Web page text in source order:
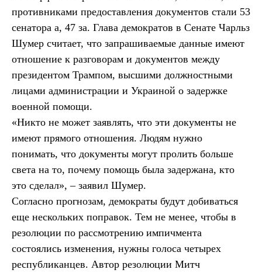
противниками предоставления документов стали 53
сенатора а, 47 за. Глава демократов в Сенате Чарльз
Шумер считает, что запрашиваемые данные имеют
отношение к разговорам и документов между
президентом Трампом, высшими должностными
лицами администрации и Украиной о задержке
военной помощи.
«Никто не может заявлять, что эти документы не
имеют прямого отношения. Людям нужно
понимать, что документы могут пролить больше
света на то, почему помощь была задержана, кто
это сделал», – заявил Шумер.
Согласно прогнозам, демократы будут добиваться
еще нескольких поправок. Тем не менее, чтобы в
резолюции по рассмотрению импичмента
состоялись изменения, нужны голоса четырех
республиканцев. Автор резолюции Митч